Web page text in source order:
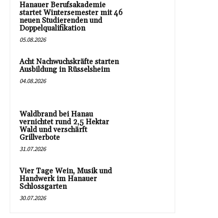
Hanauer Berufsakademie
startet Wintersemester mit 46
neuen Studierenden und
Doppelqualifikation
05.08.2026
Acht Nachwuchskräfte starten
Ausbildung in Rüsselsheim
04.08.2026
Waldbrand bei Hanau
vernichtet rund 2,5 Hektar
Wald und verschärft
Grillverbote
31.07.2026
Vier Tage Wein, Musik und
Handwerk im Hanauer
Schlossgarten
30.07.2026